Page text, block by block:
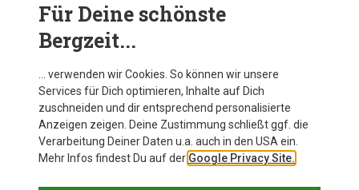
Kinder Protector Jacke
182,20 €
M L
Für Deine schönste
Bergzeit...
… verwenden wir Cookies. So können wir unsere
Services für Dich optimieren, Inhalte auf Dich
zuschneiden und dir entsprechend personalisierte
Anzeigen zeigen. Deine Zustimmung schließt ggf. die
Verarbeitung Deiner Daten u.a. auch in den USA ein.
Mehr Infos findest Du auf der Google Privacy Site.